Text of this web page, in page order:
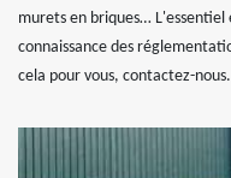
murets en briques… L'essentiel
connaissance des
cela pour vous, contactez-nous.